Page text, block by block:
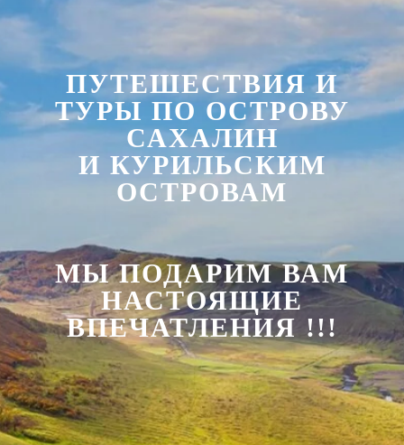
ПУТЕШЕСТВИЯ И
ТУРЫ ПО ОСТРОВУ
САХАЛИН
И КУРИЛЬСКИМ
ОСТРОВАМ
МЫ ПОДАРИМ ВАМ
НАСТОЯЩИЕ
ВПЕЧАТЛЕНИЯ !!!